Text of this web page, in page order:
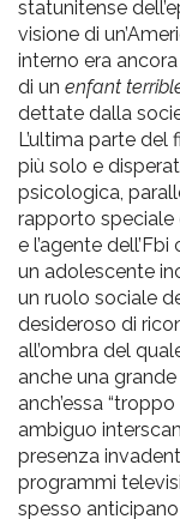
statunitense
visione di
interno era
di un enfant
dettate dalla
L’ultima parte del
più solo e
psicologica,
rapporto speciale
e l’agente
un adolescente
un ruolo sociale
desideroso di
all’ombra del
anche una
anch’essa
ambiguo
presenza
programmi
spesso